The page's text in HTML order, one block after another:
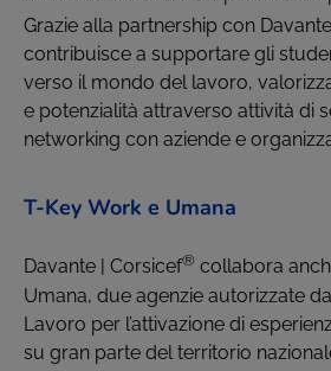
Grazie alla partnership con
contribuisce a supportare gli
verso il mondo del lavoro,
e potenzialità attraverso attività di
networking con aziende e
T-Key Work e Umana
Davante | Corsicef® collabora
Umana, due agenzie autorizzate
Lavoro per l’attivazione di
su gran parte del territorio